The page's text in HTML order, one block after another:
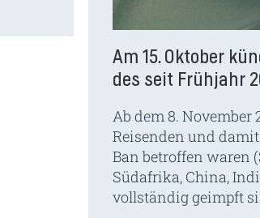
Am 15. Oktober
des seit Frühjahr
Ab dem 8.
Reisenden und
Ban betroffen waren
Südafrika, China,
vollständig geimpft